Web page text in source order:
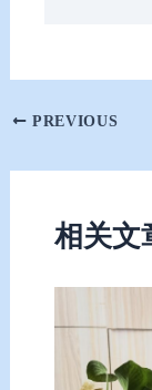
PREVIOUS
相关文